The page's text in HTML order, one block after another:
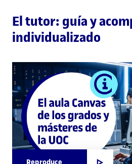
El tutor: guía y
individualizado